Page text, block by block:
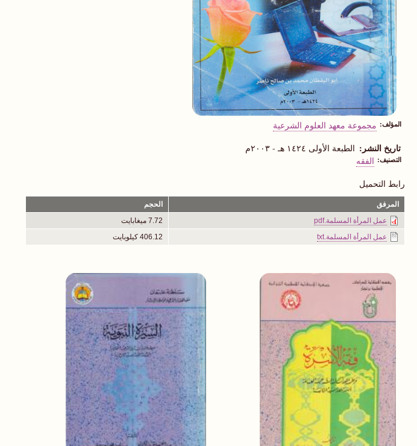
المؤلف مجموعة معهد العلوم الشرعية
تاريخ النشر الطبعة الأولى ١٤٢٤ هـ - ٢٠٠٣م
التصنيف الفقه
رابط التحميل
المرفق
الحجم
عمل المرأة المسلمة.pdf
7.72 ميغابايت
عمل المرأة المسلمة.txt
406.12 كيلوبايت